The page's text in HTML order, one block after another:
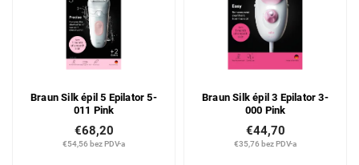
Braun Silk épil 5 Epilator 5-
011 Pink
€54,56 bez PDV-a
€68,20
Braun Silk épil 3 Epilator 3-
000 Pink
€35,76 bez PDV-a
€44,70